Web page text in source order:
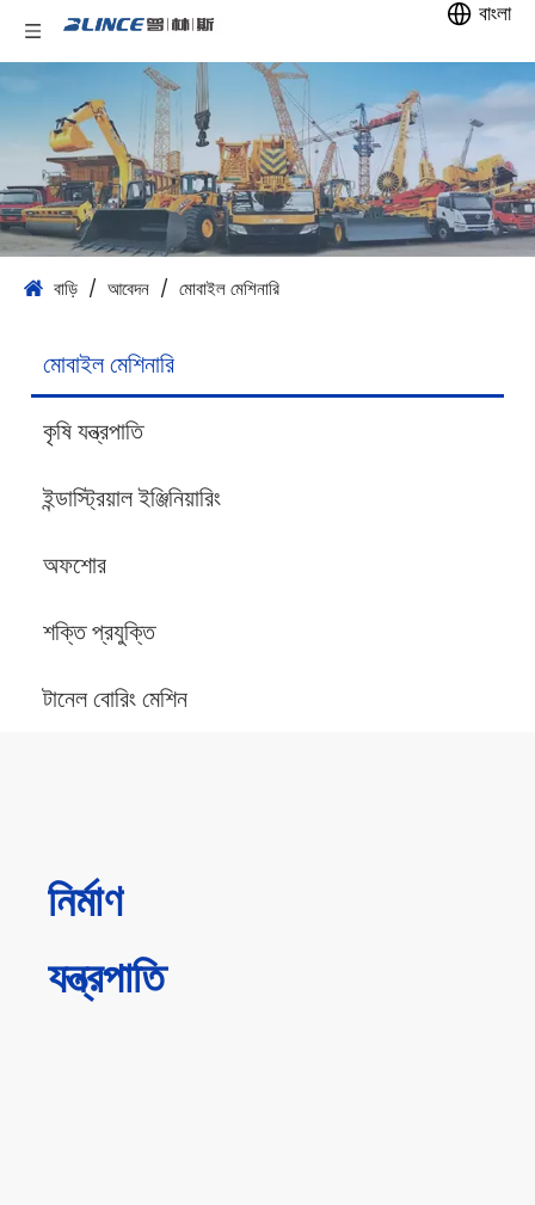
বাংলা
বাড়ি / আবেদন / মোবাইল মেশিনারি
মোবাইল মেশিনারি
কৃষি যন্ত্রপাতি
ইন্ডাস্ট্রিয়াল ইঞ্জিনিয়ারিং
অফশোর
শক্তি প্রযুক্তি
টানেল বোরিং মেশিন
নির্মাণ
যন্ত্রপাতি